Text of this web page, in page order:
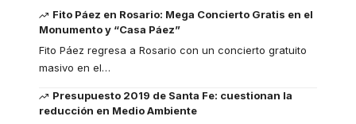
Fito Páez en Rosario: Mega Concierto Gratis en el
Monumento y “Casa Páez”
Fito Páez regresa a Rosario con un concierto gratuito
masivo en el…
Presupuesto 2019 de Santa Fe: cuestionan la
reducción en Medio Ambiente